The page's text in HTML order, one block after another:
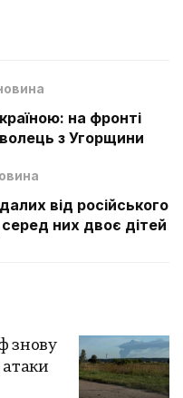
на фронті
з Угорщини
від російського
них двоє дітей
знову
атаки